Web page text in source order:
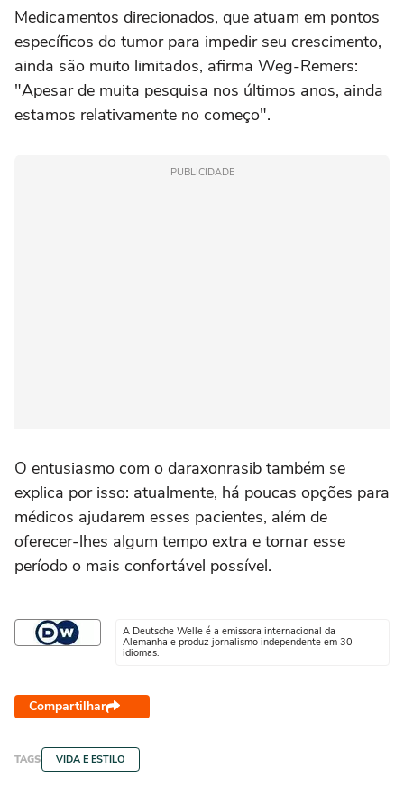
Medicamentos direcionados, que atuam em pontos
específicos do tumor para impedir seu crescimento,
ainda são muito limitados, afirma Weg-Remers:
"Apesar de muita pesquisa nos últimos anos, ainda
estamos relativamente no começo".
PUBLICIDADE
O entusiasmo com o daraxonrasib também se
explica por isso: atualmente, há poucas opções para
médicos ajudarem esses pacientes, além de
oferecer-lhes algum tempo extra e tornar esse
período o mais confortável possível.
A Deutsche Welle é a emissora internacional da
Alemanha e produz jornalismo independente em 30
idiomas.
Compartilhar
TAGS VIDA E ESTILO